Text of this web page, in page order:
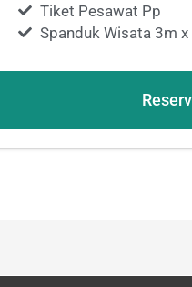
Tiket Pesawat Pp
Spanduk Wisata 3m x